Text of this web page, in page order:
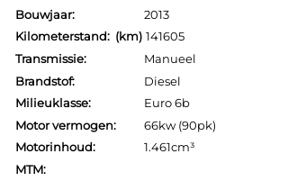
Bouwjaar:
2013
Kilometerstand: (km) 141605
Transmissie:
Manueel
Brandstof:
Milieuklasse:
Diesel
Euro 6b
Motor vermogen:
Motorinhoud:
66kw (90pk)
1.461cm³
MTM: